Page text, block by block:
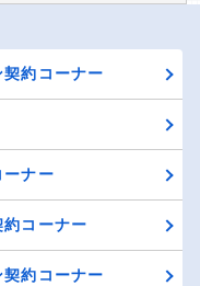
約コーナー
ーナー
コーナー
約コーナー